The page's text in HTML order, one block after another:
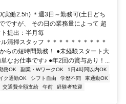
実働2.5h) ＊週3日～勤務可(土日どち
ですが、 その日の業務量によって 超
提出：半月毎
清掃スタッフ ＊＊＊＊＊＊＊＊＊＊
らの短時間勤務！ ●未経験スタート大
なお仕事です♪ ●年2回の賞与あり！...
務OK 副業・WワークOK
1日4時間以内OK
ク通勤OK シフト自由 学歴不問
車通勤OK
交通費全額支給 午前
経験者歓迎